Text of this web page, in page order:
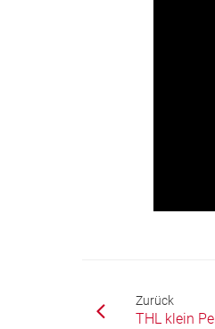
Zurück
THL klein